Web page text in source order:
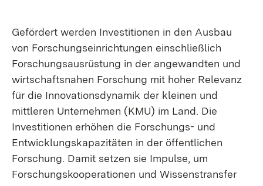
Gefördert werden Investitionen in den Ausbau
von Forschungseinrichtungen einschließlich
Forschungsausrüstung in der angewandten und
wirtschaftsnahen Forschung mit hoher Relevanz
für die Innovationsdynamik der kleinen und
mittleren Unternehmen (KMU) im Land. Die
Investitionen erhöhen die Forschungs- und
Entwicklungskapazitäten in der öffentlichen
Forschung. Damit setzen sie Impulse, um
Forschungskooperationen und Wissenstransfer